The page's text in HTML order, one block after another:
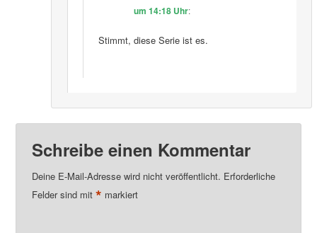
um 14:18 Uhr:
Stimmt, diese Serie ist es.
Schreibe einen Kommentar
Deine E-Mail-Adresse wird nicht veröffentlicht. Erforderliche
Felder sind mit * markiert